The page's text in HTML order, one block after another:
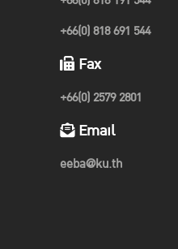
+66(0) 818 691 544
Fax
+66(0) 2579 2801
Email
eeba@ku.th